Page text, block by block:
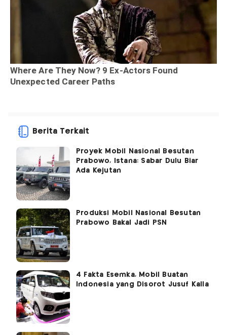
Berita Terkait
Proyek Mobil Nasional Besutan
Prabowo, Istana: Sabar Dulu Biar
Ada Kejutan
Produksi Mobil Nasional Besutan
Prabowo Bakal Jadi PSN
4 Fakta Esemka, Mobil Buatan
Indonesia yang Disorot Jusuf Kalla